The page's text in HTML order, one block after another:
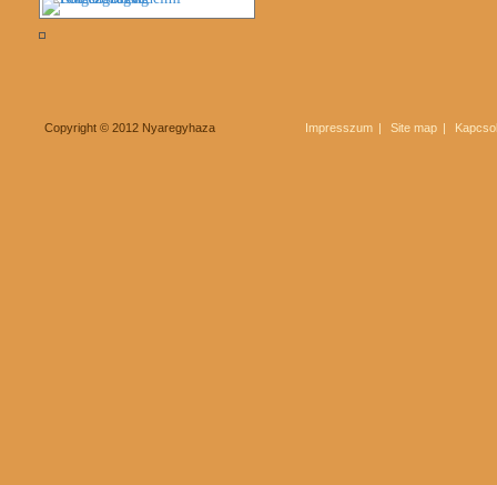
Copyright © 2012 Nyaregyhaza Impresszum Site map